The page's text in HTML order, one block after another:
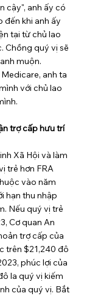
cậy", anh ấy có
đến khi anh ấy
tại từ chủ lao
Chồng quý vị sẽ
muộn.
anh ta
với chủ lao
trợ cấp hưu trí
Xã Hội và làm
trẻ hơn FRA
vào năm
hạn thu nhập
Nếu quý vị trẻ
Cơ quan An
trợ cấp của
trên $21,240 đô
phúc lợi của
la quý vị kiếm
của quý vị. Bắt